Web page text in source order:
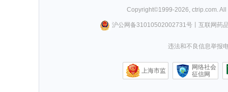
Copyright©1999-2026 ctrip.com .
沪公网备31010502002731号丨 互联网药
违法和不良信息举报
上海市监
网络社会
征信网